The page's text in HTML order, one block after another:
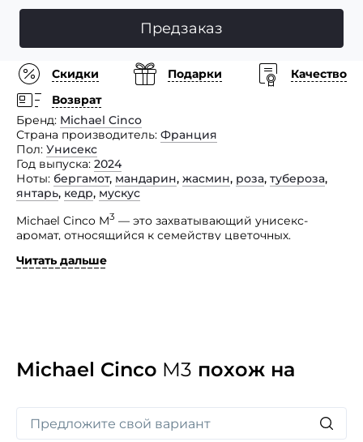
Предзаказ
Скидки Подарки
Качество
Возврат
Бренд Michael Cinco
Страна производитель Франция
Пол Унисекс
Год выпуска 2024
Ноты бергамот, мандарин, жасмин, роза, тубероза,
янтарь, кедр, мускус
Michael Cinco M3 — это захватывающий унисекс-
аромат, относящийся к семейству цветочных.
что делает его универсальным выбором для любого
для тех, кто ценит качество, роскошь и неповторимый
стиль.
Читать дальше
Michael Cinco M3 похож на